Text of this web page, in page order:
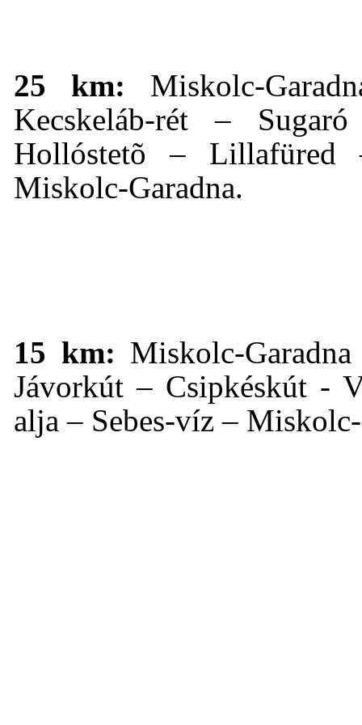
25 km: Miskolc-
Kecskeláb-rét –
Hollóstetõ – Lillafüred
Miskolc-Garadna.
15 km: Miskolc-
Jávorkút – Csipkéskút -
alja – Sebes-víz –